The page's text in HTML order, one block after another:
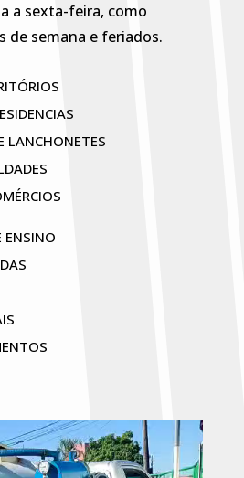
a sexta-feira, como
de semana e feriados.
LANCHONETES
ENSINO